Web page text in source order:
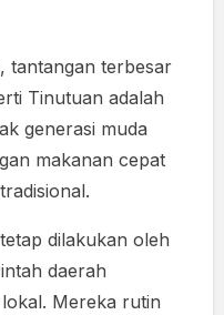
tantangan terbesar
Tinutuan adalah
generasi muda
makanan cepat
dilakukan oleh
daerah
Mereka rutin